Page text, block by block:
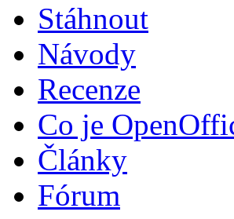
Stáhnout
Návody
Recenze
Co je
Články
Fórum